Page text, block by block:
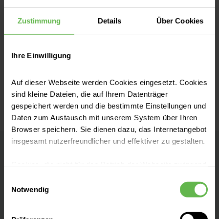
Zustimmung Details Über Cookies
Ihre Einwilligung
Auf dieser Webseite werden Cookies eingesetzt. Cookies
sind kleine Dateien, die auf Ihrem Datenträger
gespeichert werden und die bestimmte Einstellungen und
Daten zum Austausch mit unserem System über Ihren
Browser speichern. Sie dienen dazu, das Internetangebot
insgesamt nutzerfreundlicher und effektiver zu gestalten.
eingesetzt werden.
Es steht Ihnen frei, unsere Seite mit nur den notwendigen
Notwendig
Es kann derzeit bis zu 30 Sekunden
dauern bis Ihre Terminanfrage
abgesendet wird. Bitte schließen Sie
Bestätigungsseite öffnet. Wir